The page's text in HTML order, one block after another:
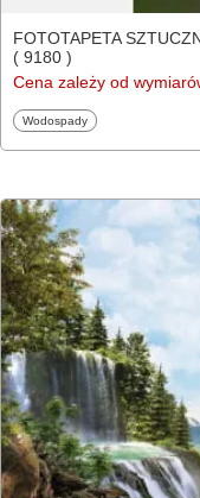
FOTOTAPETA
( 9180 )
Cena zależy od
Fototapety
Wodospady